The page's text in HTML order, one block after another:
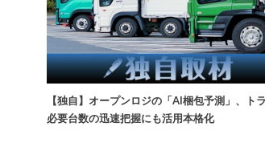
【独自】オープンロジの「AI梱包予測」、ト
必要台数の迅速把握にも活用本格化